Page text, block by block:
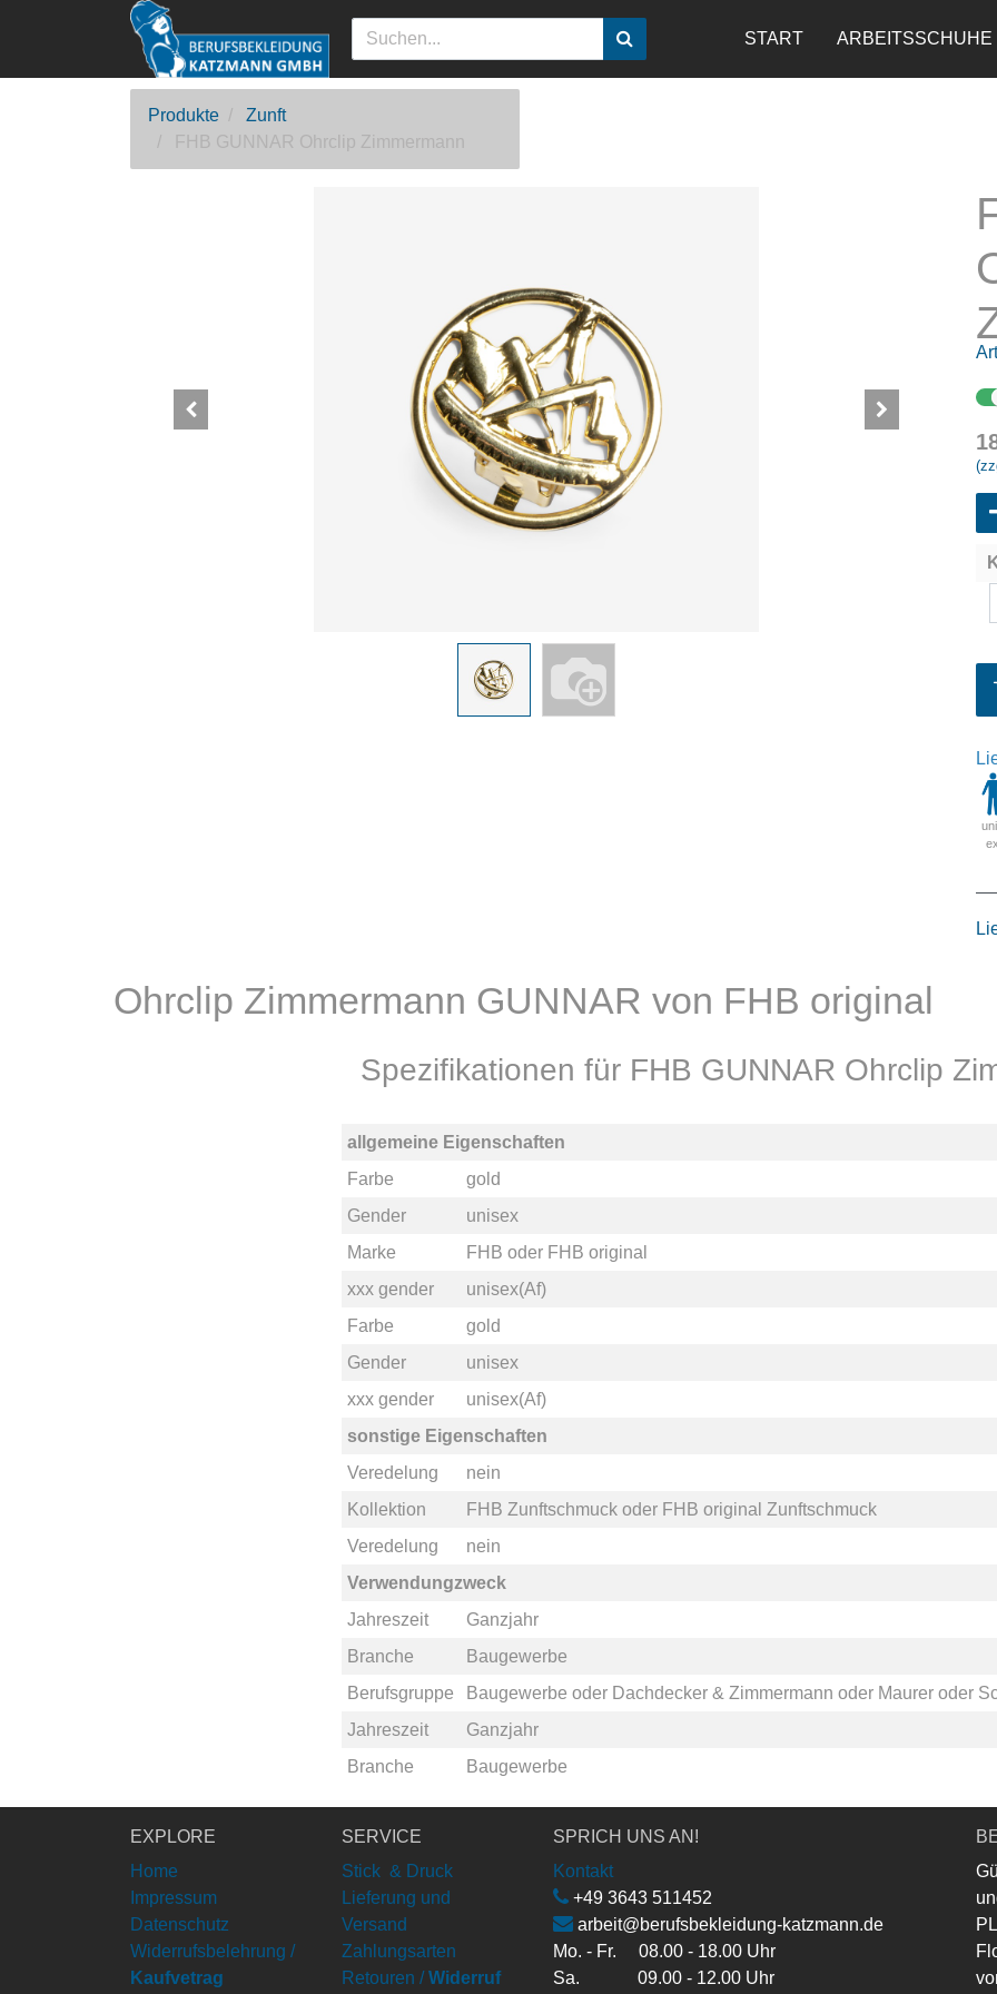
START ARBEITSSCHUHE
Produkte
Zunft
FHB GUNNAR Ohrclip Zimmermann
ex
Ohrclip Zimmermann GUNNAR von FHB original
Spezifikationen für FHB GUNNAR Ohrclip
allgemeine Eigenschaften
Farbe
gold
Gender
unisex
Marke
FHB oder FHB original
xxx gender
unisex(Af)
Farbe
gold
Gender
unisex
xxx gender
unisex(Af)
sonstige Eigenschaften
Veredelung
nein
Kollektion
FHB Zunftschmuckoder FHB original Zunftschmuck
Veredelung
nein
Verwendungzweck
Jahreszeit
Ganzjahr
Branche
Baugewerbe
Berufsgruppe
Baugewerbe oder Dachdecker & Zimmermann oder Maureroder
Jahreszeit
Ganzjahr
Branche
Baugewerbe
EXPLORE
Home
Impressum
Datenschutz
Widerrufsbelehrung /
Kaufvetrag
SERVICE
Stick & Druck
Lieferung und
Versand
Zahlungsarten
Retouren / Widerruf
SPRICH UNS AN!
Kontakt
+49 3643 511452
arbeit@berufsbekleidung-katzmann.de
Mo. - Fr. 08.00 - 18.00 Uhr
Sa. 09.00 - 12.00 Uhr